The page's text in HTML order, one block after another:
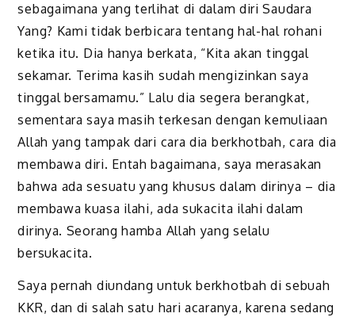
sebagaimana yang terlihat di dalam diri Saudara
Yang? Kami tidak berbicara tentang hal-hal rohani
ketika itu. Dia hanya berkata, “Kita akan tinggal
sekamar. Terima kasih sudah mengizinkan saya
tinggal bersamamu.” Lalu dia segera berangkat,
sementara saya masih terkesan dengan kemuliaan
Allah yang tampak dari cara dia berkhotbah, cara dia
membawa diri. Entah bagaimana, saya merasakan
bahwa ada sesuatu yang khusus dalam dirinya – dia
membawa kuasa ilahi, ada sukacita ilahi dalam
dirinya. Seorang hamba Allah yang selalu
bersukacita.
Saya pernah diundang untuk berkhotbah di sebuah
KKR, dan di salah satu hari acaranya, karena sedang